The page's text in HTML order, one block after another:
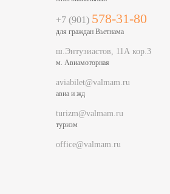
+7 (901) 578-31-80
для граждан Вьетнама
ш.Энтузиастов, 11А кор.3
м. Авиамоторная
aviabilet@valmam.ru
авиа и жд
turizm@valmam.ru
туризм
office@valmam.ru